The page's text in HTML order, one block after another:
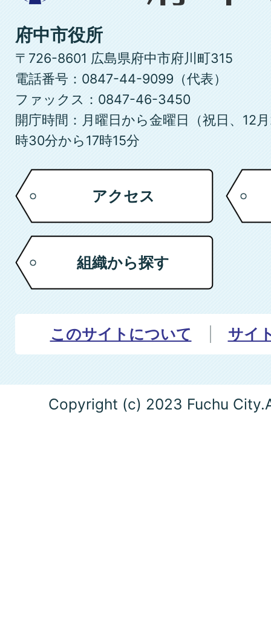
県
府
中
市
府中市役所
〒726-8601 広島県府中市府川町315
電話番号：0847-44-9099（代表）
ファックス：0847-46-3450
開庁時間：月曜日から金曜日（祝日、12
時30分から17時15分
アクセス
組織から探す
このサイトについて サイ
Copyright (c) 2023 Fuchu